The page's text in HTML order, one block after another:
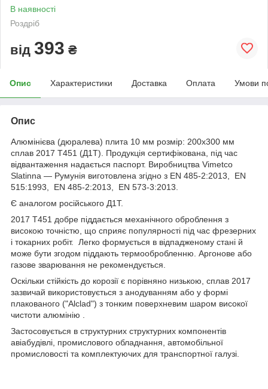
В наявності
Роздріб
від 393 ₴
Опис Характеристики Доставка Оплата Умови
Опис
Алюмінієва (дюралева) плита 10 мм розмір: 200х300 мм
сплав 2017 Т451 (Д1Т). Продукція сертифікована, під час
відвантаження надається паспорт. Виробництва Vimetco
Slatinna ― Румунія виготовлена згідно з EN 485-2:2013, EN
515:1993, EN 485-2:2013, EN 573-3:2013.
Є аналогом російського Д1Т.
2017 Т451 добре піддається механічного оброблення з
високою точністю, що сприяє популярності під час фрезерних
і токарних робіт. Легко формується в відпадженому стані й
може бути згодом піддають термообробленню. Аргонове або
газове зварювання не рекомендується.
Оскільки стійкість до корозії є порівняно низькою, сплав 2017
зазвичай використовується з анодуванням або у формі
плакованого ("Alclad") з тонким поверхневим шаром високої
чистоти алюмінію .
Застосовується в структурних структурних компонентів
авіабудівлі, промислового обладнання, автомобільної
промисловості та комплектуючих для транспортної галузі.